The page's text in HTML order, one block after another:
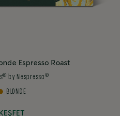
Espresso Roast
® by Nespresso ®
BLONDE
KEŞFET